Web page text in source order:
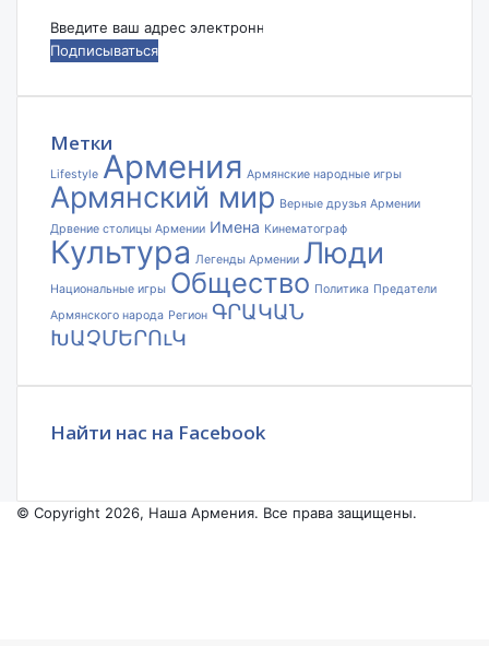
Введите
ваш
электронной
Метки
Lifestyle Армения Армянские народные игры
Армянский мир Верные друзья Армении
Дрвение столицы Армении Имена Кинематограф
Культура Легенды Армении Люди
Национальные игры Общество Политика Предатели
Армянского народа Регион ԳՐԱԿԱՆ
ԽԱՉՄԵՐՈւԿ
Найти нас на Facebook
© Copyright 2026, Наша Армения. Все права защищены.